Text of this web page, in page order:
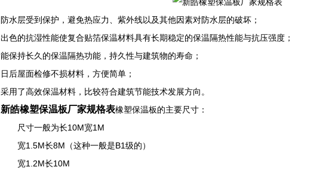
防水层受到保护，避免热应力、紫外线以及其他因素对防水层的破坏；
出色的抗湿性能使复合贴箔保温材料具有长期稳定的保温隔热性能与抗压强度；
能保持长久的保温隔热功能，持久性与建筑物的寿命；
日后屋面检修不损材料，方便简单；
采用了高效保温材料，比较符合建筑节能技术发展方向。
新皓橡塑保温板厂家规格表橡塑保温板的主要尺寸：
尺寸一般为长10M宽1M
宽1.5M长8M（这种一般是B1级的）
宽1.2M长10M